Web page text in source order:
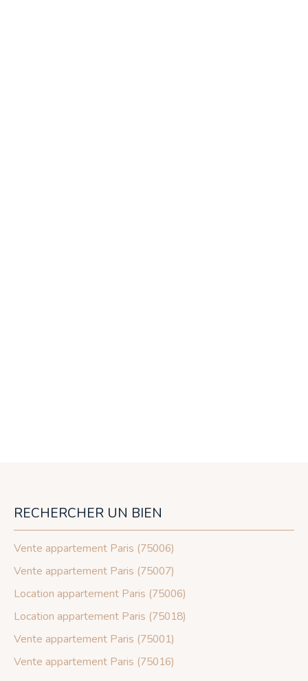
RECHERCHER UN BIEN
Vente appartement Paris (75006)
Vente appartement Paris (75007)
Location appartement Paris (75006)
Location appartement Paris (75018)
Vente appartement Paris (75001)
Vente appartement Paris (75016)